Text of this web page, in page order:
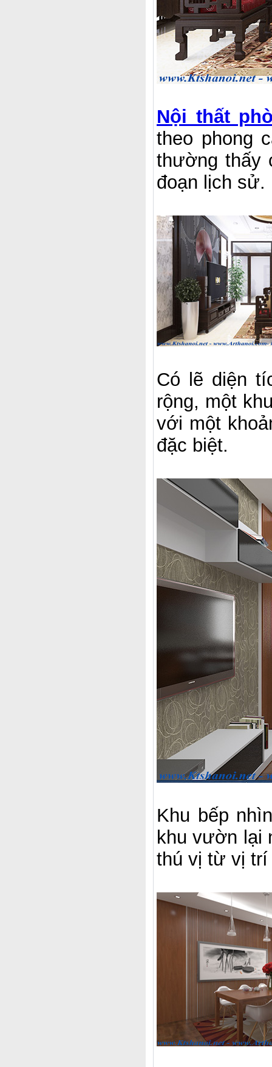
Nội thất
theo phong
thường thấy
đoạn lịch sử.
Có lẽ diện
rộng, một
với một
đặc biệt.
Khu bếp
khu vườn lại
thú vị từ vị